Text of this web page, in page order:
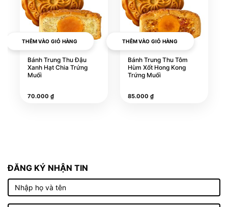
nhiều
biến
Các
tùy
chọn
thể
phẩm
nhiều
biến
Các
tùy
chọn
thể
Bánh Trung Thu Đậu
Xanh Hạt Chia Trứng
Muối
70.000 ₫
THÊM VÀO GIỎ HÀNG
Bánh Trung Thu Tôm
Hùm Xốt Hong Kong
Trứng Muối
85.000 ₫
THÊM VÀO GIỎ HÀNG
ĐĂNG KÝ NHẬN TIN